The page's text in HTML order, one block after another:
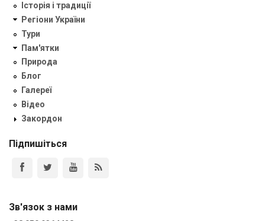
Історія і традиції
Регіони України
Тури
Пам'ятки
Природа
Блог
Галереї
Відео
Закордон
Підпишіться
Зв'язок з нами